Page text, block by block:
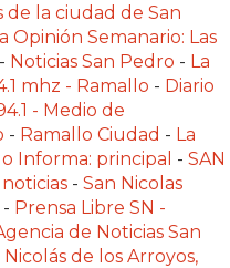
de la ciudad de San
Opinión Semanario: Las
- Noticias San Pedro - La
mhz - Ramallo - Diario
- Medio de
- Ramallo Ciudad - La
Informa: principal - SAN
noticias - San Nicolas
- Prensa Libre SN -
de Noticias San
de los Arroyos,